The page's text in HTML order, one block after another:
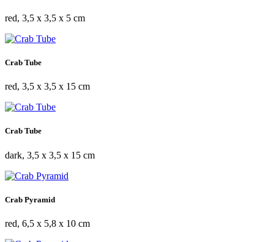
red, 3,5 x 3,5 x 5 cm
Crab Tube
red, 3,5 x 3,5 x 15 cm
Crab Tube
dark, 3,5 x 3,5 x 15 cm
Crab Pyramid
red, 6,5 x 5,8 x 10 cm